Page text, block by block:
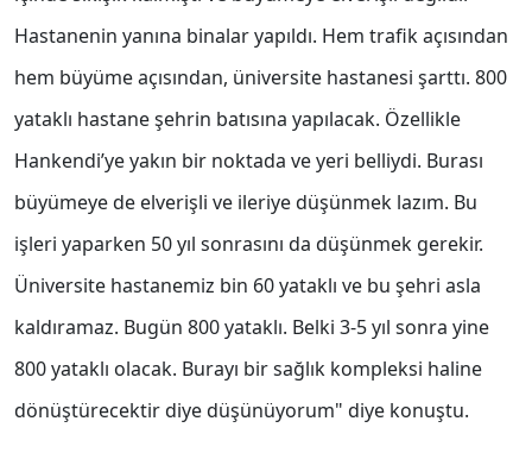
Hastanenin yanına binalar yapıldı. Hem trafik açısından
hem büyüme açısından, üniversite hastanesi şarttı. 800
yataklı hastane şehrin batısına yapılacak. Özellikle
Hankendi’ye yakın bir noktada ve yeri belliydi. Burası
büyümeye de elverişli ve ileriye düşünmek lazım. Bu
işleri yaparken 50 yıl sonrasını da düşünmek gerekir.
Üniversite hastanemiz bin 60 yataklı ve bu şehri asla
kaldıramaz. Bugün 800 yataklı. Belki 3-5 yıl sonra yine
800 yataklı olacak. Burayı bir sağlık kompleksi haline
dönüştürecektir diye düşünüyorum" diye konuştu.